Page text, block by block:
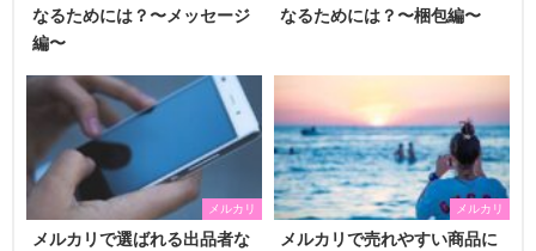
なるためには？〜メッセージ
編〜
なるためには？〜梱包編〜
メルカリ
メルカリで選ばれる出品者な
メルカリ
メルカリで売れやすい商品に